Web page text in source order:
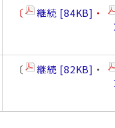
〔 継続 84KB ・
〔 継続 82KB ・